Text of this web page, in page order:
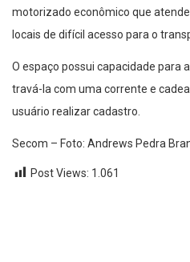
motorizado econômico que
locais de difícil acesso para o
O espaço possui capacidade para
travá-la com uma corrente e
usuário realizar cadastro.
Secom – Foto: Andrews Pedra
Post Views: 1.061